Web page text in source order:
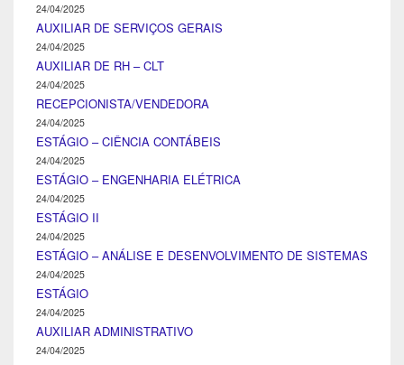
24/04/2025
AUXILIAR DE SERVIÇOS GERAIS
24/04/2025
AUXILIAR DE RH – CLT
24/04/2025
RECEPCIONISTA/VENDEDORA
24/04/2025
ESTÁGIO – CIÊNCIA CONTÁBEIS
24/04/2025
ESTÁGIO – ENGENHARIA ELÉTRICA
24/04/2025
ESTÁGIO II
24/04/2025
ESTÁGIO – ANÁLISE E DESENVOLVIMENTO DE SISTEMAS
24/04/2025
ESTÁGIO
24/04/2025
AUXILIAR ADMINISTRATIVO
24/04/2025